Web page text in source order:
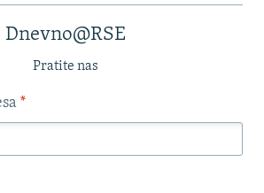
Dnevno@RSE
Pratite nas
*